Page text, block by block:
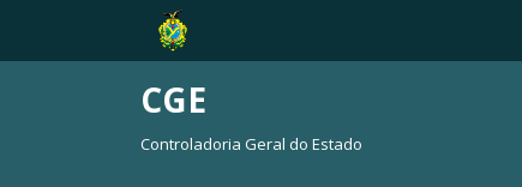
CGE
Controladoria Geral do Estado